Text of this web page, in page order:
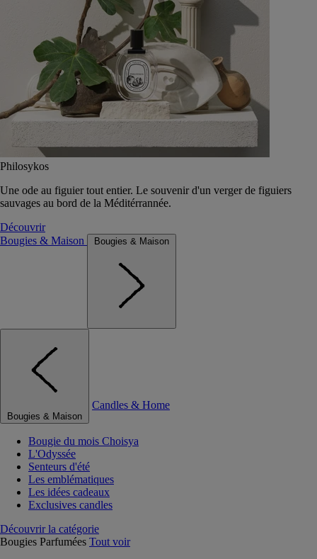
Philosykos
Une ode au figuier tout entier. Le souvenir d'un verger de figuiers
sauvages au bord de la Méditérrannée.
Découvrir
Bougies & Maison
Bougies & Maison
Bougies & Maison
Candles & Home
Bougie du mois Choisya
L'Odyssée
Senteurs d'été
Les emblématiques
Les idées cadeaux
Exclusives candles
Découvrir la catégorie
Bougies Parfumées Tout voir